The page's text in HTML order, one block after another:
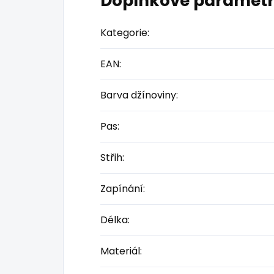
Kategorie:
EAN:
Barva džínoviny:
Pas:
Střih:
Zapínání:
Délka:
Materiál: